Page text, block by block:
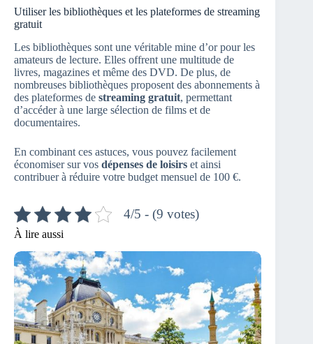
Utiliser les bibliothèques et les plateformes de streaming
gratuit
Les bibliothèques sont une véritable mine d’or pour les
amateurs de lecture. Elles offrent une multitude de
livres, magazines et même des DVD. De plus, de
nombreuses bibliothèques proposent des abonnements à
des plateformes de streaming gratuit, permettant
d’accéder à une large sélection de films et de
documentaires.
En combinant ces astuces, vous pouvez facilement
économiser sur vos dépenses de loisirs et ainsi
contribuer à réduire votre budget mensuel de 100 €.
4/5 - (9 votes)
À lire aussi